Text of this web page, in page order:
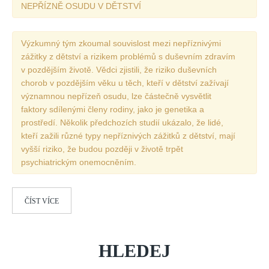
Pokyny pro autory
ARCHIV
NEPŘÍZNĚ OSUDU V DĚTSTVÍ
Výzkumný tým zkoumal souvislost mezi nepříznivými
zážitky z dětství a rizikem problémů s duševním zdravím
v pozdějším životě. Vědci zjistili, že riziko duševních
chorob v pozdějším věku u těch, kteří v dětství zažívají
významnou nepřízeň osudu, lze částečně vysvětlit
faktory sdílenými členy rodiny, jako je genetika a
prostředí. Několik předchozích studií ukázalo, že lidé,
kteří zažili různé typy nepříznivých zážitků z dětství, mají
vyšší riziko, že budou později v životě trpět
psychiatrickým onemocněním.
ČÍST VÍCE
HLEDEJ